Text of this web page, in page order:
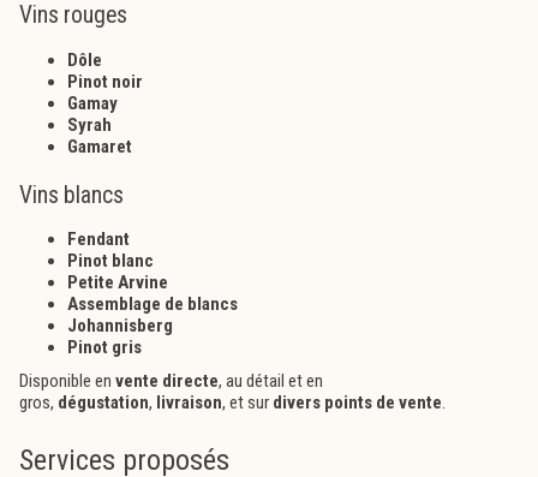
Vins rouges
Dôle
Pinot noir
Gamay
Syrah
Gamaret
Vins blancs
Fendant
Pinot blanc
Petite Arvine
Assemblage de blancs
Johannisberg
Pinot gris
Disponible en vente directe, au détail et en
gros, dégustation, livraison, et sur divers points de vente.
Services proposés